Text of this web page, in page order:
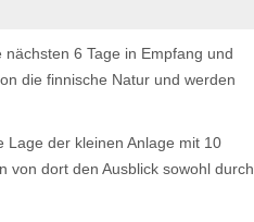
6 Tage in Empfang und
die finnische Natur und werden
Lage der kleinen Anlage mit 10
von dort den Ausblick sowohl durch